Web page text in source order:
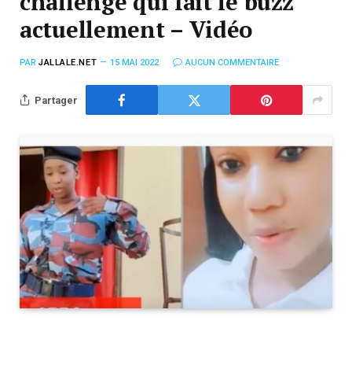
actuellement – Vidéo
PAR JALLALE.NET 15 MAI 2022 AUCUN COMMENTAIRE
Partager